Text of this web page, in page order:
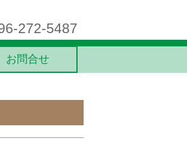
272-5487
お問合せ